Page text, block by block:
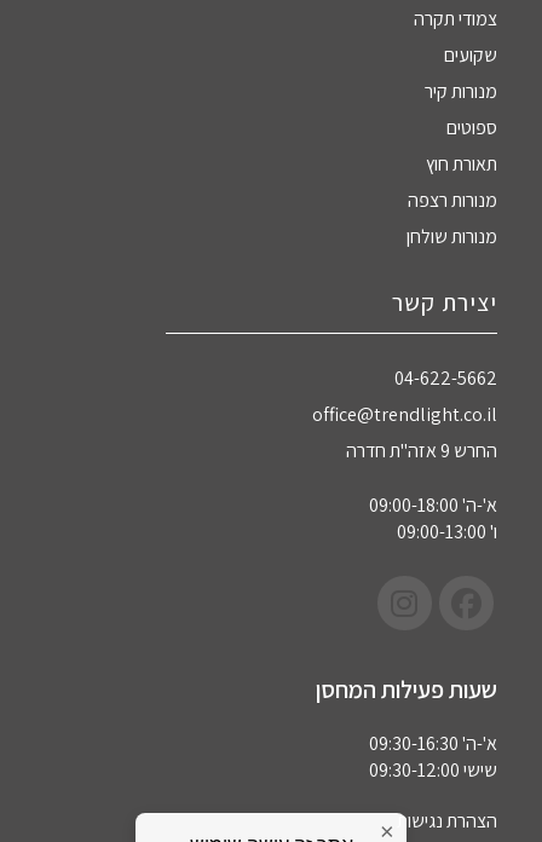
צמודי תקרה
שקועים
מנורות קיר
ספוטים
תאורת חוץ
מנורות רצפה
מנורות שולחן
יצירת קשר
04-622-5662‏
office@trendlight.co.il
החרש 9 אזה"ת חדרה
א'-ה' 09:00-18:00
ו' 09:00-13:00
שעות פעילות המחסן
א'-ה' 09:30-16:30
שישי 09:30-12:00
הצהרת נגישות×